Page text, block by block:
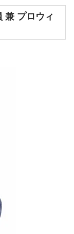
兼 プロウィ